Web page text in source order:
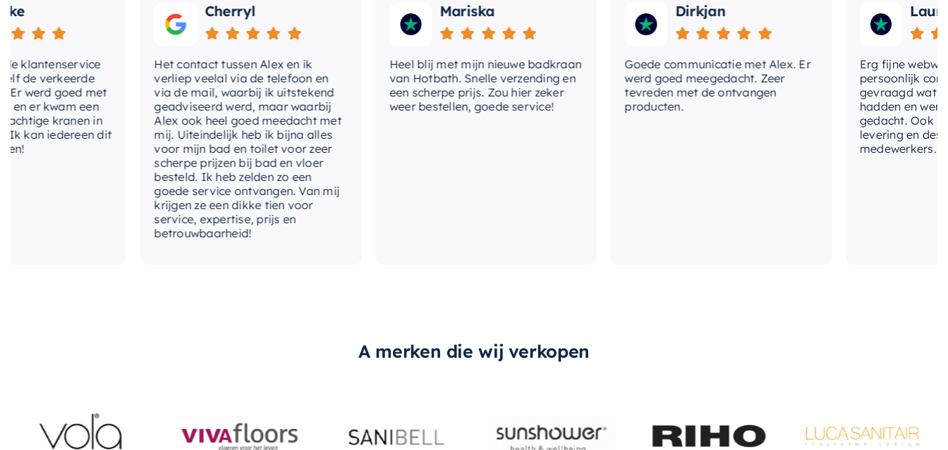
verkeerde
goed met
er kwam een
kranen in
iedereen dit
Cherryl
Het contact tussen Alex en ik
verliep veelal via de telefoon en
via de mail, waarbij ik uitstekend
geadviseerd werd, maar waarbij
Alex ook heel goed meedacht met
mij. Uiteindelijk heb ik bijna alles
voor mijn bad en toilet voor zeer
scherpe prijzen bij bad en vloer
besteld. Ik heb zelden zo een
goede service ontvangen. Van mij
krijgen ze een dikke tien voor
service, expertise, prijs en
betrouwbaarheid!
Mariska
Heel blij met mijn nieuwe badkraan
van Hotbath. Snelle verzending en
een scherpe prijs. Zou hier zeker
weer bestellen, goede service!
Dirkjan
Goede communicatie met Alex. Er
werd goed meegedacht. Zeer
tevreden met de ontvangen
producten.
Laura
Erg fijne
persoonlijk contact
gevraagd wat we
hadden en werd
gedacht. Ook in de
levering en
medewerkers. Wij
A merken die wij verkopen